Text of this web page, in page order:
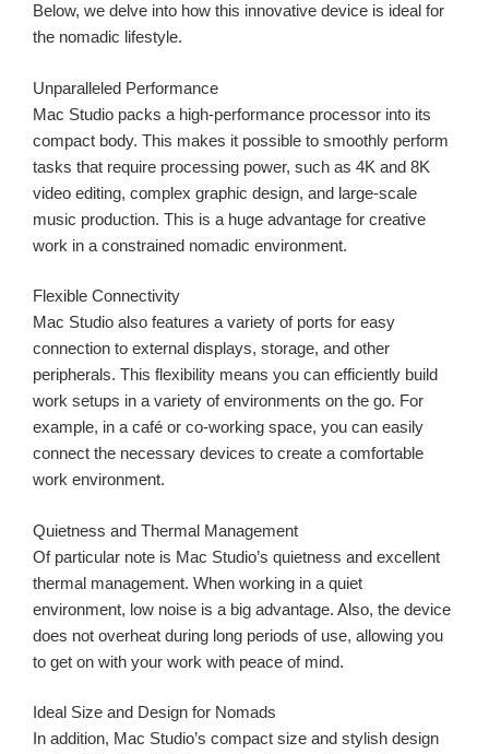
Below, we delve into how this innovative device is ideal for
the nomadic lifestyle.
Unparalleled Performance
Mac Studio packs a high-performance processor into its
compact body. This makes it possible to smoothly perform
tasks that require processing power, such as 4K and 8K
video editing, complex graphic design, and large-scale
music production. This is a huge advantage for creative
work in a constrained nomadic environment.
Flexible Connectivity
Mac Studio also features a variety of ports for easy
connection to external displays, storage, and other
peripherals. This flexibility means you can efficiently build
work setups in a variety of environments on the go. For
example, in a café or co-working space, you can easily
connect the necessary devices to create a comfortable
work environment.
Quietness and Thermal Management
Of particular note is Mac Studio’s quietness and excellent
thermal management. When working in a quiet
environment, low noise is a big advantage. Also, the device
does not overheat during long periods of use, allowing you
to get on with your work with peace of mind.
Ideal Size and Design for Nomads
In addition, Mac Studio’s compact size and stylish design